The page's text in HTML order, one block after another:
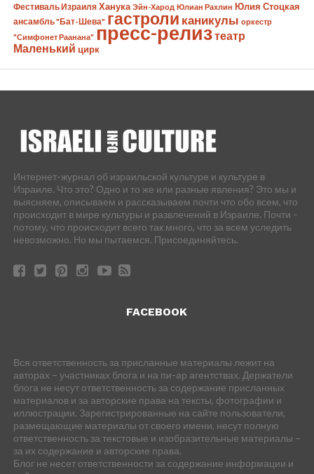
Фестиваль Израиля Ханука Эйн-Харод Юлиан Рахлин Юлия Стоцкая
ансамбль "Бат-Шева" гастроли каникулы оркестр
"Симфонет Раанана" пресс-релизтеатр
Маленький цирк
Интернет-журнал об израильской культуре и культуре в
Израиле. Что это? Одно и то же или разные явления? Это мы и
выясняем, описываем и рассказываем почти что обо всем, что
происходит в мире культуры и развлечений в Израиле. Почти -
потому, что происходит всего так много, что за всем уследить
невозможно. Но мы пытаемся. Присоединяйтесь.
FACEBOOK
Вся ответственность за присланные материалы лежит на
авторах – участниках блога и на пи-ар агентствах. Держатели
блога не несут ответственность за содержание присланных
материалов и за авторские права на тексты, фотографии и
иллюстрации. Зарегистрированные на сайте пользователи,
размещающие материалы от своего имени, несут полную
ответственность за текстовые и изобразительные материалы –
за их содержание и авторские права.
Блог не несет ответственности за содержание информации и